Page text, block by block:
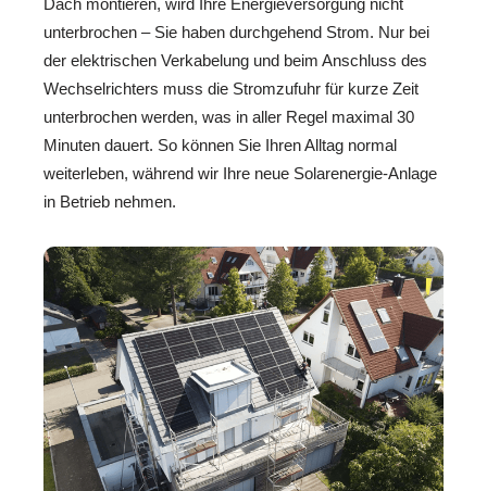
unterbrochen – Sie haben durchgehend Strom. Nur bei
der elektrischen Verkabelung und beim Anschluss des
Wechselrichters muss die Stromzufuhr für kurze Zeit
unterbrochen werden, was in aller Regel maximal 30
Minuten dauert. So können Sie Ihren Alltag normal
weiterleben, während wir Ihre neue Solarenergie-Anlage
in Betrieb nehmen.